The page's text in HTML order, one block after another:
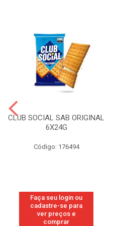
CLUB SOCIAL SAB ORIGINAL
6X24G
Código: 176494
Faça seu login ou
cadastre-se para
ver preços e
comprar